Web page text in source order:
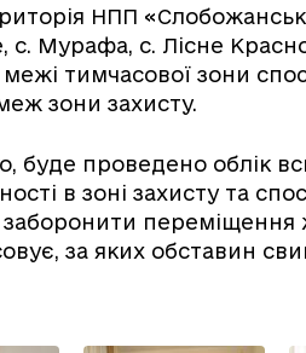
НПП
с. Мурафа, с. Лісне
тимчасової зони
зони захисту.
буде проведено облік
в зоні захисту та
переміщення
за яких обставин